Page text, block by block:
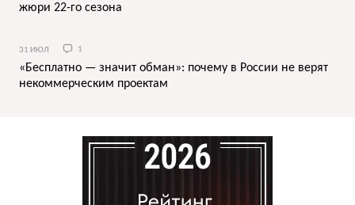
жюри 22-го сезона
31 ИЮЛ 1
«Бесплатно — значит обман»: почему в России не верят
некоммерческим проектам